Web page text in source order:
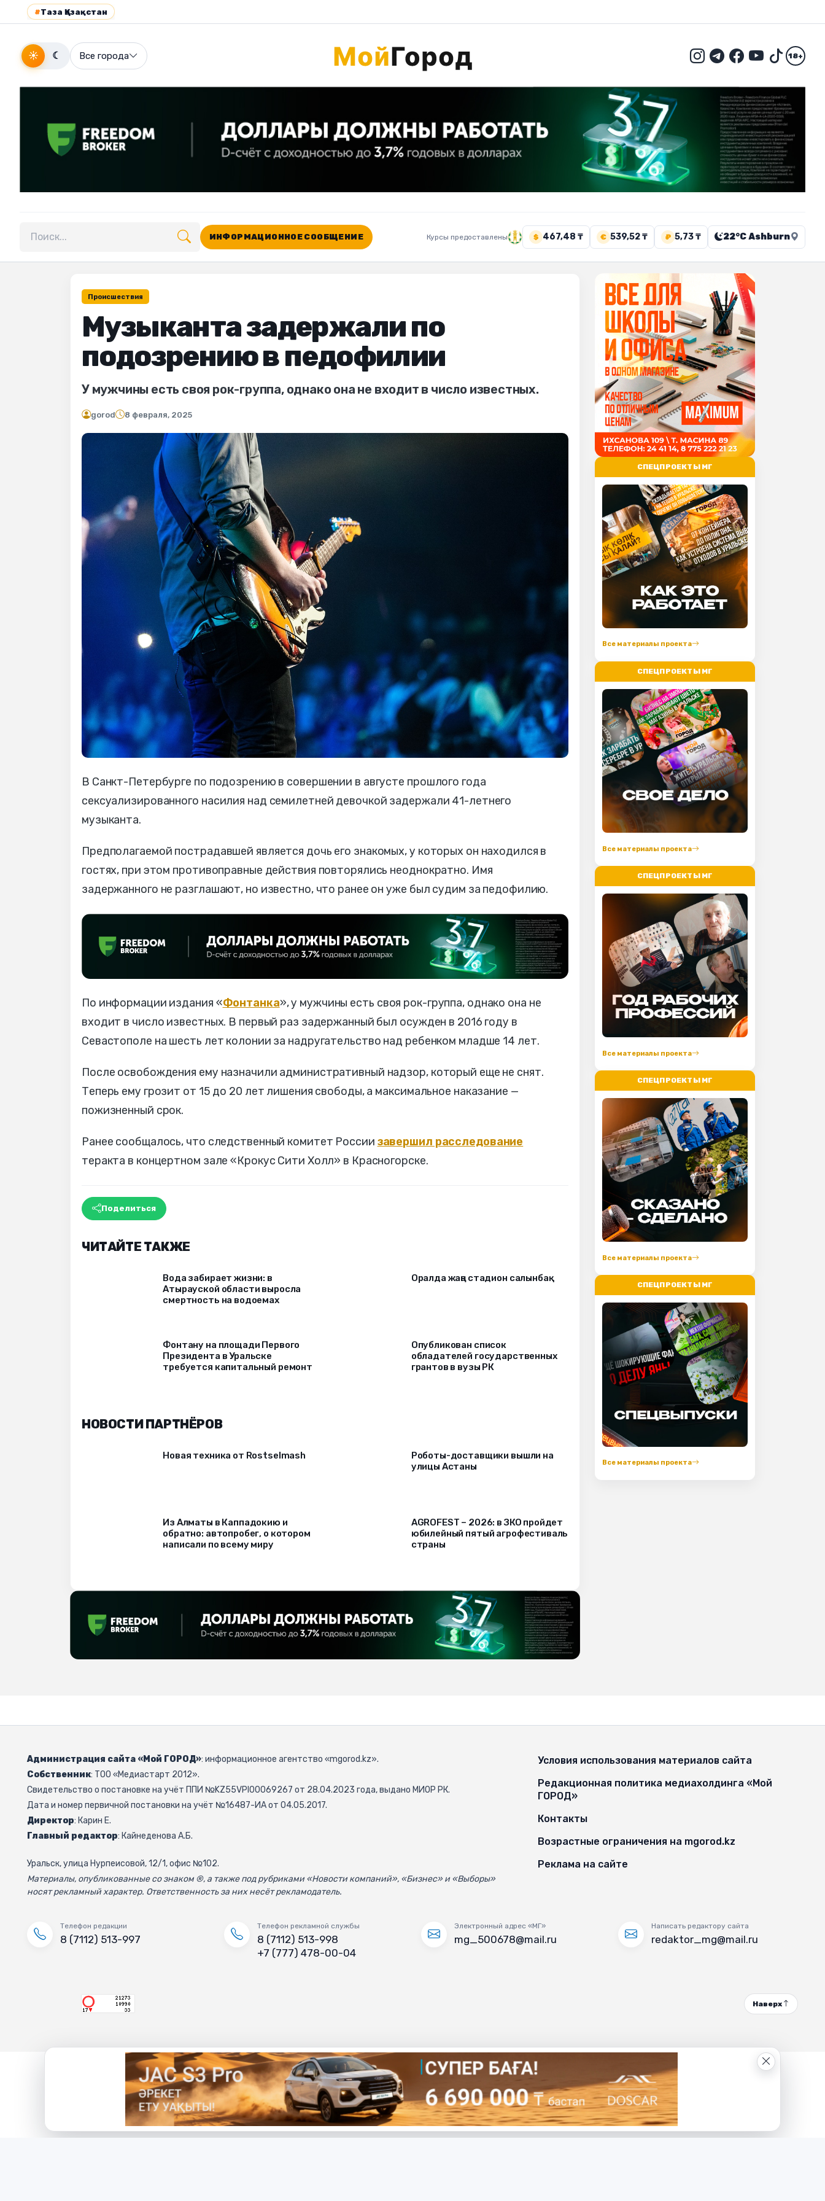
#Таза Қазақстан
☀ ☾ Все города 18+
Поиск по сайту
ИНФОРМАЦИОННОЕ СООБЩЕНИЕ Курсы предоставлены $ 467,48 ₸ € 539,52 ₸ ₽ 5,73 ₸ 22°C Ashburn
Происшествия
Музыканта задержали по
подозрению в педофилии
У мужчины есть своя рок-группа, однако она не входит в число известных.
gorod 8 февраля, 2025
В Санкт-Петербурге по подозрению в совершении в августе прошлого года
сексуализированного насилия над семилетней девочкой задержали 41-летнего
музыканта.
Предполагаемой пострадавшей является дочь его знакомых, у которых он находился в
гостях, при этом противоправные действия повторялись неоднократно. Имя
задержанного не разглашают, но известно, что ранее он уже был судим за педофилию.
По информации издания «Фонтанка», у мужчины есть своя рок-группа, однако она не
входит в число известных. В первый раз задержанный был осужден в 2016 году в
Севастополе на шесть лет колонии за надругательство над ребенком младше 14 лет.
После освобождения ему назначили административный надзор, который еще не снят.
Теперь ему грозит от 15 до 20 лет лишения свободы, а максимальное наказание —
пожизненный срок.
Ранее сообщалось, что следственный комитет России завершил расследование
теракта в концертном зале «Крокус Сити Холл» в Красногорске.
Поделиться
ЧИТАЙТЕ ТАКЖЕ
Вода забирает жизни: в
Атырауской области выросла
смертность на водоемах
Оралда жаңа стадион салынбақ
Фонтану на площади Первого
Президента в Уральске
требуется капитальный ремонт
Опубликован список
обладателей государственных
грантов в вузы РК
НОВОСТИ ПАРТНЁРОВ
Новая техника от Rostselmash
Роботы-доставщики вышли на
улицы Астаны
Из Алматы в Каппадокию и
обратно: автопробег, о котором
написали по всему миру
AGROFEST – 2026: в ЗКО пройдет
юбилейный пятый агрофестиваль
страны
СПЕЦПРОЕКТЫ МГ
Все материалы проекта
СПЕЦПРОЕКТЫ МГ
Все материалы проекта
СПЕЦПРОЕКТЫ МГ
Все материалы проекта
СПЕЦПРОЕКТЫ МГ
Все материалы проекта
СПЕЦПРОЕКТЫ МГ
Все материалы проекта
Администрация сайта «Мой ГОРОД»: информационное агентство «mgorod.kz».
Собственник: ТОО «Медиастарт 2012».
Свидетельство о постановке на учёт ППИ №KZ55VPI00069267 от 28.04.2023 года, выдано МИОР РК.
Дата и номер первичной постановки на учёт №16487-ИА от 04.05.2017.
Директор: Карин Е.
Главный редактор: Кайнеденова А.Б.
Уральск, улица Нурпеисовой, 12/1, офис №102.
Материалы, опубликованные со знаком ®, а также под рубриками «Новости компаний», «Бизнес» и «Выборы»
носят рекламный характер. Ответственность за них несёт рекламодатель.
Условия использования материалов сайта
Редакционная политика медиахолдинга «Мой
ГОРОД»
Контакты
Возрастные ограничения на mgorod.kz
Реклама на сайте
Телефон редакции
8 (7112) 513-997
Телефон рекламной службы
8 (7112) 513-998
+7 (777) 478-00-04
Электронный адрес «МГ»
mg_500678@mail.ru
Написать редактору сайта
redaktor_mg@mail.ru
Наверх